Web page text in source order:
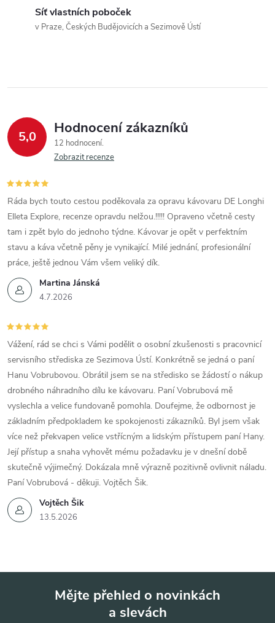
í
r
v
k
y
v
ý
p
i
s
u
Síť vlastních poboček
v Praze, Českých Budějovicích a Sezimově Ústí
5,0 Hodnocení zákazníků
12 hodnocení
Zobrazit recenze
Martina Jánská
4.7.2026
Ráda bych touto cestou poděkovala za opravu kávovaru DE Longhi
Elleta Explore, recenze opravdu nelžou.!!!!! Opraveno včetně cesty
tam i zpět bylo do jednoho týdne. Kávovar je opět v perfektním
stavu a káva včetně pěny je vynikající. Milé jednání, profesionální
práce, ještě jednou Vám všem veliký dík.
Vojtěch Šik
13.5.2026
Vážení, rád se chci s Vámi podělit o osobní zkušenosti s pracovnicí
servisního střediska ze Sezimova Ústí. Konkrétně se jedná o paní
Hanu Vobrubovou. Obrátil jsem se na středisko se žádostí o nákup
drobného náhradního dílu ke kávovaru. Paní Vobrubová mě
vyslechla a velice fundovaně pomohla. Doufejme, že odbornost je
základním předpokladem ke spokojenosti zákazníků. Byl jsem však
více než překvapen velice vstřícným a lidským přístupem paní Hany.
Její přístup a snaha vyhovět mému požadavku je v dnešní době
skutečně výjimečný. Dokázala mně výrazně pozitivně ovlivnit náladu.
Paní Vobrubová - děkuji. Vojtěch Šik.
Mějte přehled o novinkách
a slevách